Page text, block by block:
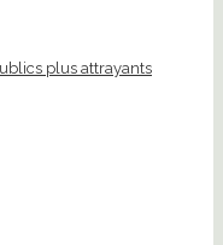
plus attrayants